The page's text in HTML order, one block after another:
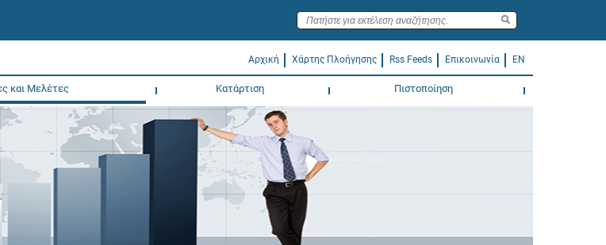
Αρχική Χάρτης Πλοήγησης Rss Feeds Επικοινωνία EN
και Μελέτες Κατάρτιση Πιστοποίηση